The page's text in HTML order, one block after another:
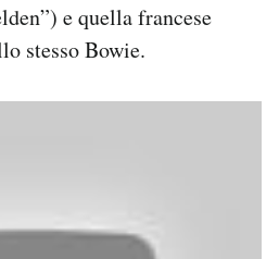
e quella francese
stesso Bowie.